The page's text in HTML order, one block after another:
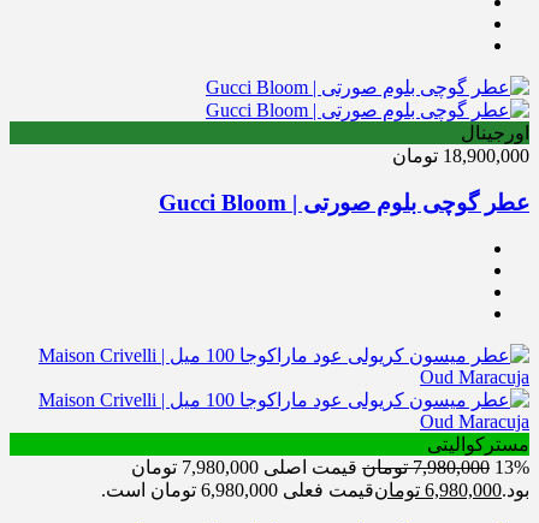
اورجینال
18,900,000 تومان
عطر گوچی بلوم صورتی | Gucci Bloom
مسترکوالیتی
13%
7,980,000 تومان
قیمت اصلی 7,980,000 تومان
بود.6,980,000 تومانقیمت فعلی 6,980,000 تومان است.